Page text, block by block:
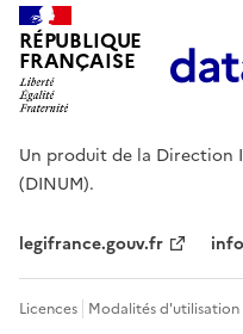
RÉPUBLIQUE
FRANÇAISE
Un produit de la Direction
(DINUM).
legifrance.gouv.fr
Licences Modalités d'utilisation